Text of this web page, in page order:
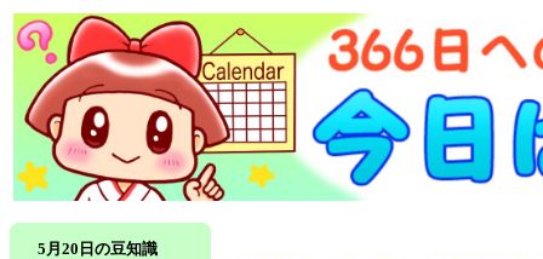
5月20日の豆知識